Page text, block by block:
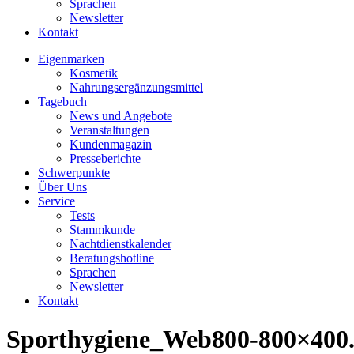
Sprachen
Newsletter
Kontakt
Eigenmarken
Kosmetik
Nahrungsergänzungsmittel
Tagebuch
News und Angebote
Veranstaltungen
Kundenmagazin
Presseberichte
Schwerpunkte
Über Uns
Service
Tests
Stammkunde
Nachtdienstkalender
Beratungshotline
Sprachen
Newsletter
Kontakt
Sporthygiene_Web800-